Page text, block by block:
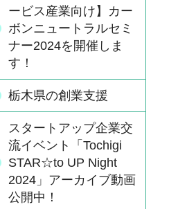
ービス産業向け】カー
ボンニュートラルセミ
ナー2024を開催しま
す！
栃木県の創業支援
スタートアップ企業交
流イベント「Tochigi
STAR☆to UP Night
2024」アーカイブ動画
公開中！